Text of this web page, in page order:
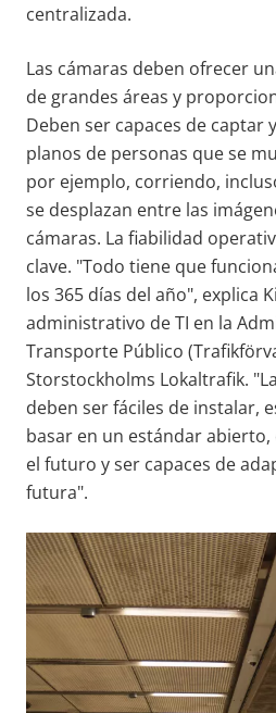
centralizada.
Las cámaras deben ofrecer
de grandes áreas y
Deben ser capaces de
planos de personas que se
por ejemplo, corriendo,
se desplazan entre las
cámaras. La fiabilidad
clave. "Todo tiene que
los 365 días del año", explica
administrativo de TI en la
Transporte Público
Storstockholms Lokaltrafik.
deben ser fáciles de instalar,
basar en un estándar
el futuro y ser capaces de
futura".